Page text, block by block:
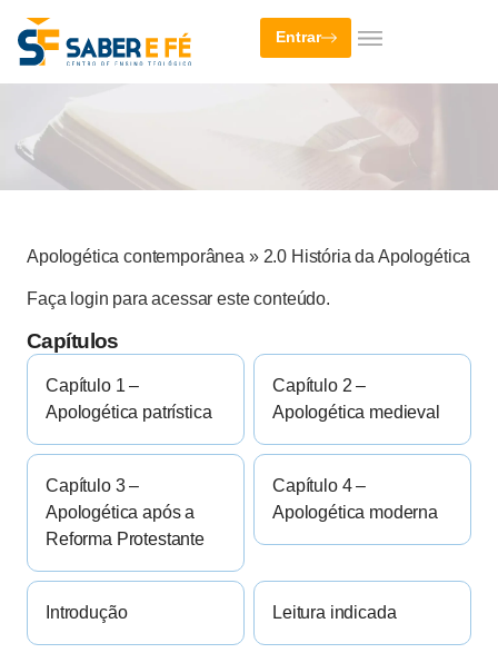
Entrar
Apologética contemporânea » 2.0 História da Apologética
Faça login para acessar este conteúdo.
Capítulos
Capítulo 1 –
Apologética patrística
Capítulo 2 –
Apologética medieval
Capítulo 3 –
Apologética após a
Reforma Protestante
Capítulo 4 –
Apologética moderna
Introdução Leitura indicada